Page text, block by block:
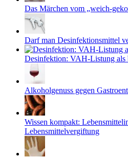
Das Märchen vom „weich-
Darf man Desinfektionsmittel
Desinfektion: VAH-Listung als
Alkoholgenuss gegen
Wissen kompakt:
Lebensmittelvergiftung